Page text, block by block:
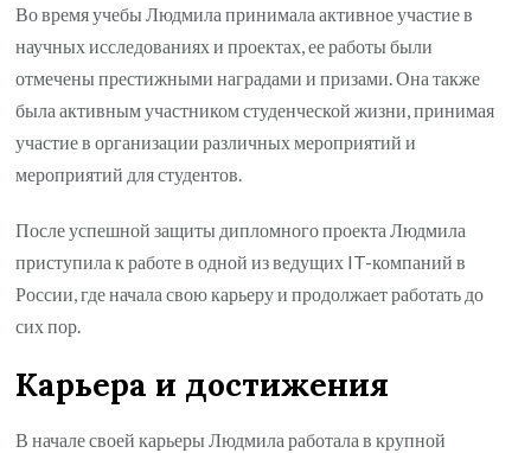
Во время учебы Людмила принимала активное участие в
научных исследованиях и проектах, ее работы были
отмечены престижными наградами и призами. Она также
была активным участником студенческой жизни, принимая
участие в организации различных мероприятий и
мероприятий для студентов.
После успешной защиты дипломного проекта Людмила
приступила к работе в одной из ведущих IT-компаний в
России, где начала свою карьеру и продолжает работать до
сих пор.
Карьера и достижения
В начале своей карьеры Людмила работала в крупной